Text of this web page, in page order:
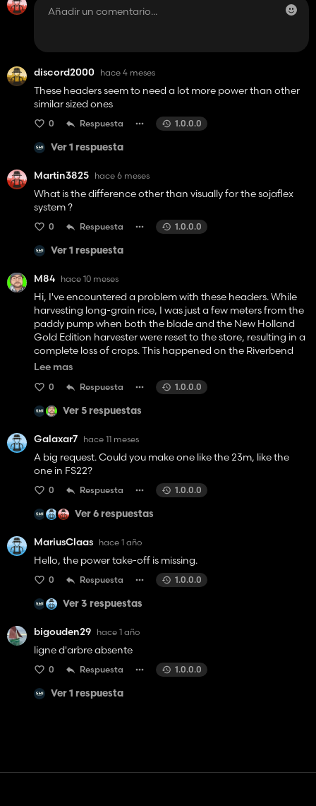
discord2000 hace 4 meses
These headers seem to need a lot more power than other
similar sized ones
0 Respuesta 1.0.0.0
Ver 1 respuesta
Martin3825 hace 6 meses
What is the difference other than visually for the sojaflex
system ?
0 Respuesta 1.0.0.0
Ver 1 respuesta
M84 hace 10 meses
Hi, I've encountered a problem with these headers. While
harvesting long-grain rice, I was just a few meters from the
paddy pump when both the blade and the New Holland
Gold Edition harvester were reset to the store, resulting in a
complete loss of crops. This happened on the Riverbend
Springs map. I had the same problem at the end of a barley
field on the Hagenstedt map. I was also just a few meters
from the trailer before the reset, but luckily I only had 2,000
liters. I've obviously tried other headers, both in-game and
modded, but I haven't encountered this problem.
Lee mas
0 Respuesta 1.0.0.0
Ver 5 respuestas
Galaxar7 hace 11 meses
A big request. Could you make one like the 23m, like the
one in FS22?
0 Respuesta 1.0.0.0
Ver 6 respuestas
MariusClaas hace 1 año
Hello, the power take-off is missing.
0 Respuesta 1.0.0.0
Ver 3 respuestas
bigouden29 hace 1 año
ligne d'arbre absente
0 Respuesta 1.0.0.0
Ver 1 respuesta